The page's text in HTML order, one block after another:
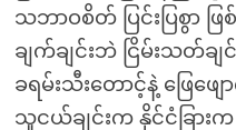
သဘာဝစိတ် ပြင်းပြစွာ ဖ
ချက်ချင်းဘဲ ငြိမ်းသတ်ခ
ခရမ်းသီးတောင့်နဲ့ ဖြေဖ
သူငယ်ချင်းက နိုင်ငံခြား